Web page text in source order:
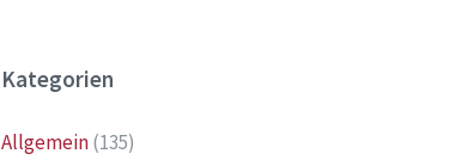
Kategorien
Allgemein(135)